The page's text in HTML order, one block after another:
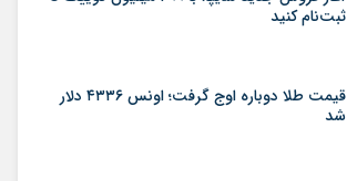
ثبت‌نام کنید
قیمت طلا دوباره اوج گرفت؛ اونس ۴۳۳۶ دلار
شد